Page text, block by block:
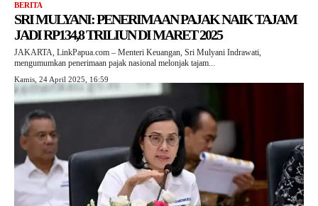
BERITA
SRI MULYANI: PENERIMAAN PAJAK NAIK TAJAM
JADI RP134,8 TRILIUN DI MARET 2025
JAKARTA, LinkPapua.com – Menteri Keuangan, Sri Mulyani Indrawati,
mengumumkan penerimaan pajak nasional melonjak tajam...
Kamis, 24 April 2025, 16:59